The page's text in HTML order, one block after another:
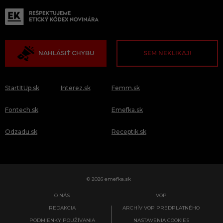
NAHLÁSIŤ CHYBU SEM NEKLIKAJ!
StartItUp.sk
Fontech.sk
Odzadu.sk
Interez.sk Femm.sk
Emefka.sk
Receptik.sk
© 2026 emefka.sk
O NÁS
REDAKCIA
PODMIENKY POUŽÍVANIA
VOP
ARCHÍV VOP PREDPLATNÉHO
NASTAVENIA COOKIES